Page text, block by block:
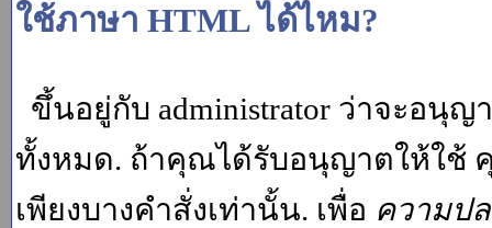
ใช้ภาษา HTML ได้ไหม?
ขึ้นอยู่กับ administrator ว่าจะอนุ
ทั้งหมด. ถ้าคุณได้รับอนุญาตให้ใช้
เพียงบางคำสั่งเท่านั้น. เพื่อ ความป